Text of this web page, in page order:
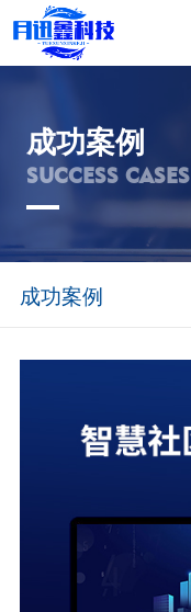
成功案例
SUCCESS CASES
成功案例